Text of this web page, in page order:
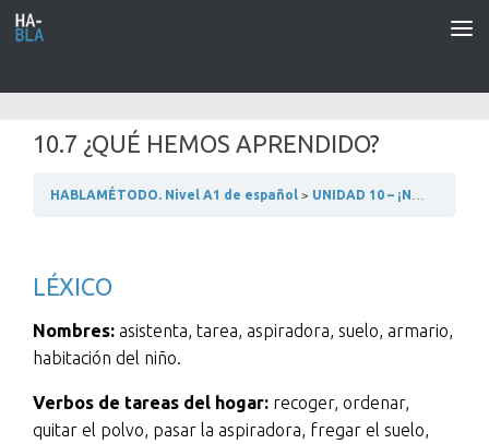
Saltar al contenido
10.7 ¿QUÉ HEMOS APRENDIDO?
HABLAMÉTODO. Nivel A1 de español UNIDAD 10 – ¡NO TENEMOS ASISTENTA!
LÉXICO
Nombres: asistenta, tarea, aspiradora, suelo, armario,
habitación del niño.
Verbos de tareas del hogar: recoger, ordenar,
quitar el polvo, pasar la aspiradora, fregar el suelo,